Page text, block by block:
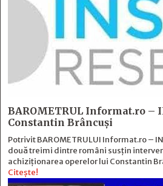
BAROMETRUL Informat.ro –
Constantin Brâncuși
Potrivit BAROMETRULUI Informat.ro –
două treimi dintre români susțin
achiziționarea operelor lui Constantin
Citește!